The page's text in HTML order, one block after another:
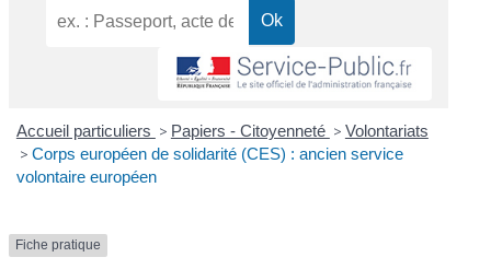
Accueil particuliers > Papiers - Citoyenneté > Volontariats
> Corps européen de solidarité (CES) : ancien service
volontaire européen
Fiche pratique